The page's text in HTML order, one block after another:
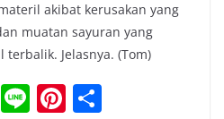
akibat kerusakan yang
muatan sayuran yang
Jelasnya. (Tom)
W Li Pi